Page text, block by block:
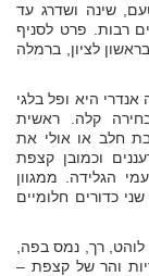
שינה ושדרג עד
רבות. פרט לסניף
לציון, ברמלה
היא ופל בלגי
קלה. ראשית
חלב או אולי את
וכמובן קצפת
הגלידה. ממגוון
כדורים חלומיים
לוהט, רך, נמס בפה,
והר של קצפת –